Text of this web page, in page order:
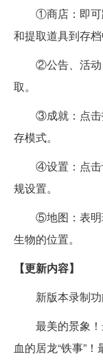
①商店：即可
和提取道具到存档
②公告、活动
取。
③成就：点击
存模式。
④设置：点击
规设置。
⑤地图：表明
生物的位置。
【更新内容】
新版本录制功
最美的景象！
血的居龙“铁事”